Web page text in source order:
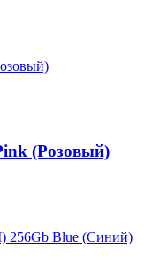
(Розовый)